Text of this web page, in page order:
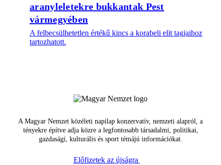
aranyleletekre bukkantak Pest
vármegyében
A felbecsülhetetlen értékű kincs a korabeli elit tagjaihoz
tartozhatott.
A Magyar Nemzet közéleti napilap konzervatív, nemzeti alapról, a
tényekre építve adja közre a legfontosabb társadalmi, politikai,
gazdasági, kulturális és sport témájú információkat.
Előfizetek az újságra